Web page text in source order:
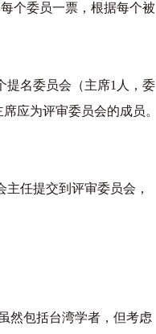
个委员一票，根据每个被
提名委员会（主席1人，委
应为评审委员会的成员。
任提交到评审委员会，
然包括台湾学者，但考虑